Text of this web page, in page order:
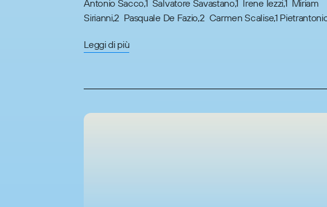
Antonio Sacco,1 Salvatore Savastano,1 Irene Iezzi,1 Miriam
Sirianni,2 Pasquale De Fazio,2 Carmen Scalise,1
Leggi di più